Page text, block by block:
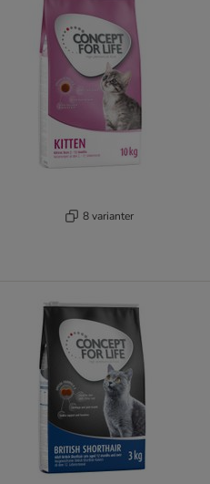
8 varianter